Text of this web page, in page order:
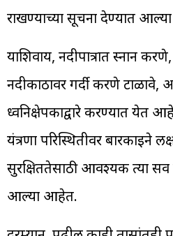
राखण्याच्या सूचना देण्यात
याशिवाय, नदीपात्रात स्नान
नदीकाठावर गर्दी करणे टाळावे,
ध्वनिक्षेपकाद्वारे करण्यात येत
यंत्रणा परिस्थितीवर बारकाईने
सुरक्षिततेसाठी आवश्यक त्या
आल्या आहेत.